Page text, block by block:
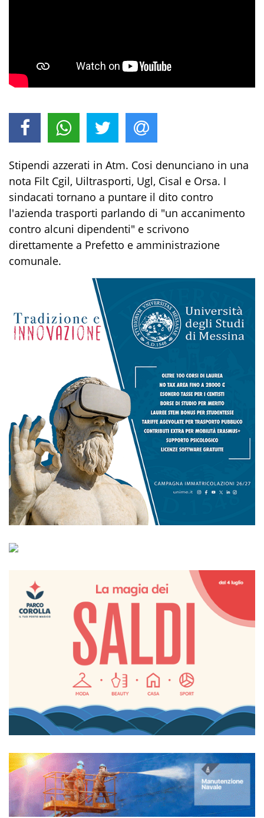
Stipendi azzerati in Atm. Cosi denunciano in una
nota Filt Cgil, Uiltrasporti, Ugl, Cisal e Orsa. I
sindacati tornano a puntare il dito contro
l'azienda trasporti parlando di "un accanimento
contro alcuni dipendenti" e scrivono
direttamente a Prefetto e amministrazione
comunale.